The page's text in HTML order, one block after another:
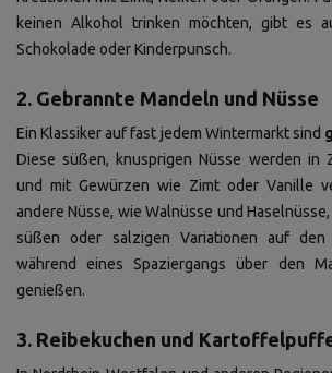
keinen Alkohol trinken möchten, gibt es
Schokolade oder Kinderpunsch.
2. Gebrannte Mandeln und Nüsse
Ein Klassiker auf fast jedem Wintermarkt sind
Diese süßen, knusprigen Nüsse werden in
und mit Gewürzen wie Zimt oder Vanille
andere Nüsse, wie Walnüsse und
süßen oder salzigen Variationen auf den
während eines Spaziergangs über den
genießen.
3. Reibekuchen und